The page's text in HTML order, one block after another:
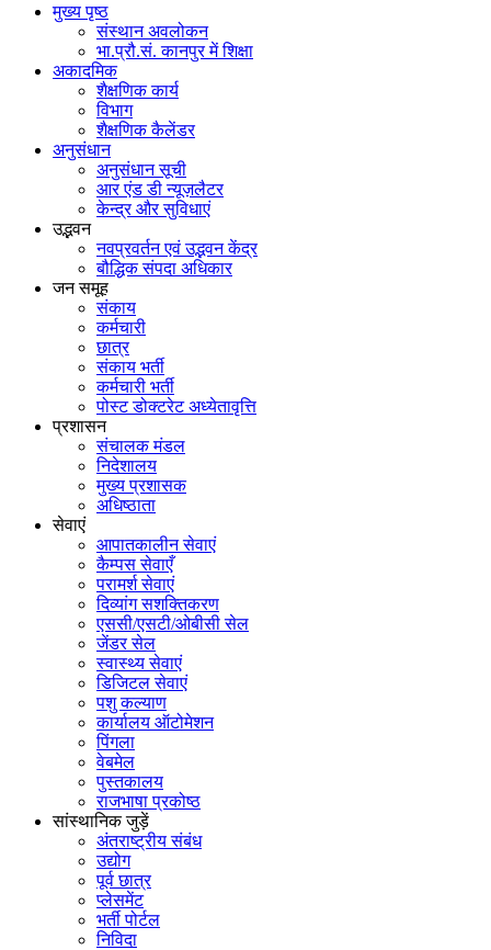
मुख्य पृष्ठ
संस्थान अवलोकन
भा.प्रौ.सं. कानपुर में शिक्षा
अकादमिक
शैक्षणिक कार्य
विभाग
शैक्षणिक कैलेंडर
अनुसंधान
अनुसंधान सूची
आर एंड डी न्यूज़लैटर
केन्द्र और सुविधाएं
उद्भवन
नवप्रवर्तन एवं उद्भवन केंद्र
बौद्धिक संपदा अधिकार
जन समूह
संकाय
कर्मचारी
छात्र
संकाय भर्ती
कर्मचारी भर्ती
पोस्‍ट डोक्‍टरेट अध्‍येतावृत्ति
प्रशासन
संचालक मंडल
निदेशालय
मुख्य प्रशासक
अधिष्ठाता
सेवाएं
आपातकालीन सेवाएं
कैम्पस सेवाएँ
परामर्श सेवाएं
दिव्यांग सशक्तिकरण
एससी/एसटी/ओबीसी सेल
जेंडर सेल
स्वास्थ्य सेवाएं
डिजिटल सेवाएं
पशु कल्याण
कार्यालय ऑटोमेशन
पिंगला
वेबमेल
पुस्तकालय
राजभाषा प्रकोष्ठ
सांस्थानिक जुड़ें
अंतराष्ट्रीय संबंध
उद्योग
पूर्व छात्र
प्लेसमेंट
भर्ती पोर्टल
निविदा